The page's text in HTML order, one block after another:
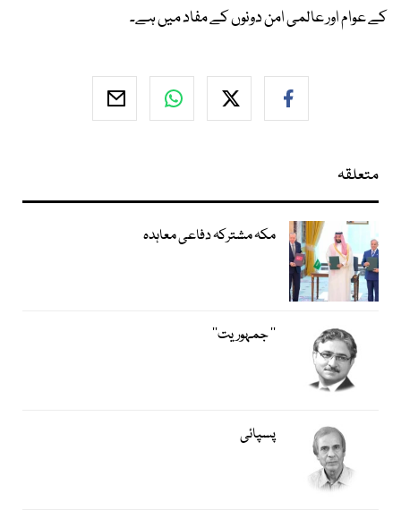
کے عوام اور عالمی امن دونوں کے مفاد میں ہے۔
متعلقہ
مکہ مشترکہ دفاعی معاہدہ
’’ جمہوریت‘‘
پسپائی